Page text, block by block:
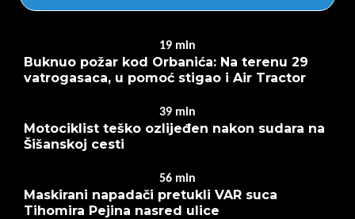
19 min
Buknuo požar kod Orbanića: Na terenu 29
vatrogasaca, u pomoć stigao i Air Tractor
39 min
Motociklist teško ozlijeđen nakon sudara na
Šišanskoj cesti
56 min
Maskirani napadači pretukli VAR suca
Tihomira Pejina nasred ulice